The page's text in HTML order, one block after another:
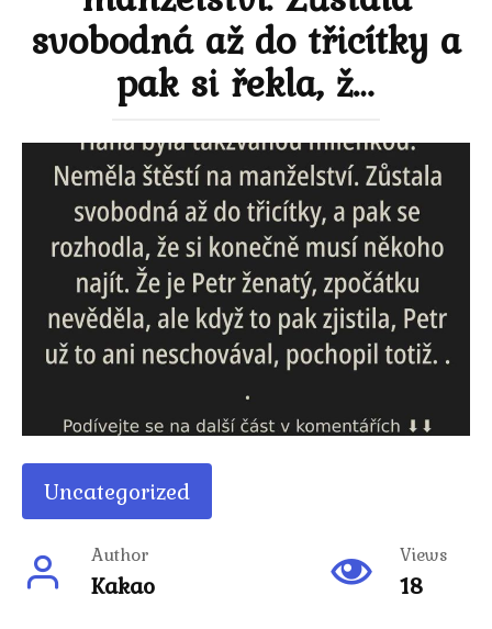
svobodná až do třicítky a
pak si řekla, ž…
Uncategorized
Author
Kakao
Views
18